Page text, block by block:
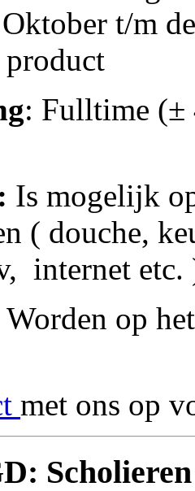
m
product
: Fulltime (±
Is mogelijk
( douche,
internet etc.
Worden op
met ons op